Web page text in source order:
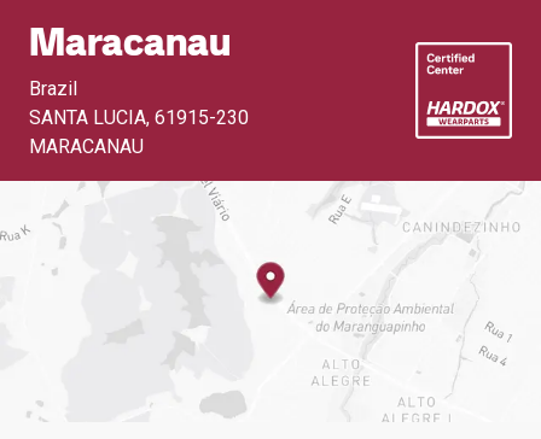
Maracanau
Brazil
SANTA LUCIA, 61915-230
MARACANAU